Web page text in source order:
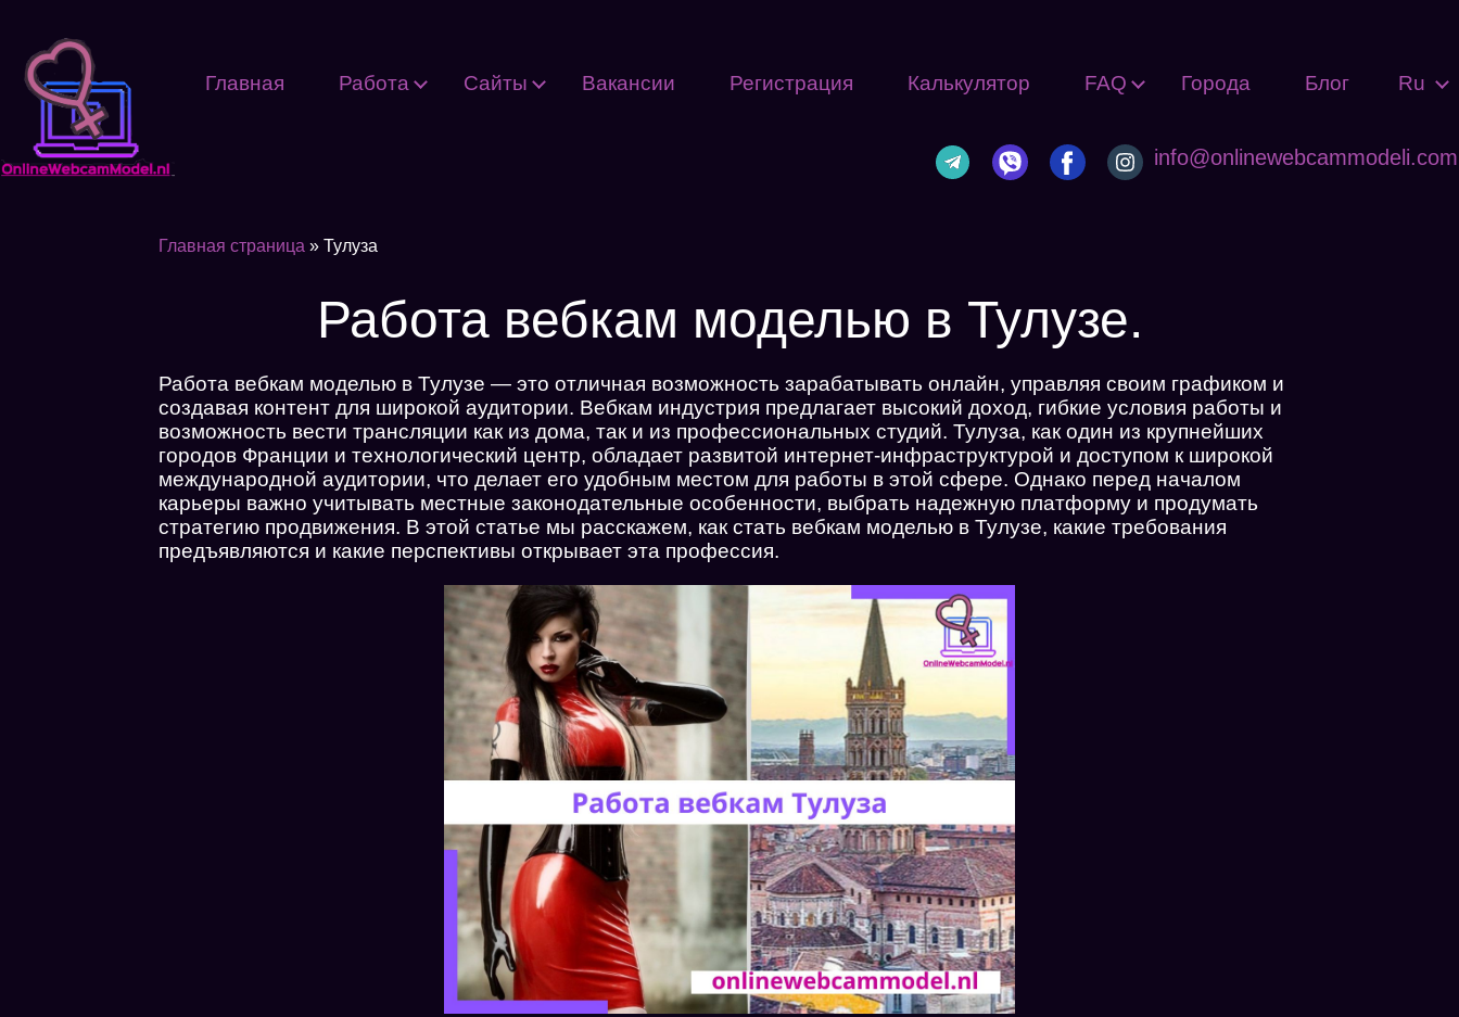
Главная Работа Сайты Вакансии Регистрация Калькулятор FAQ Города Блог Ru
info@onlinewebcammodeli.com
Главная страница »Тулуза
Работа вебкам моделью в Тулузе.
Работа вебкам моделью в Тулузе — это отличная возможность зарабатывать онлайн, управляя своим графиком и
создавая контент для широкой аудитории. Вебкам индустрия предлагает высокий доход, гибкие условия работы и
возможность вести трансляции как из дома, так и из профессиональных студий. Тулуза, как один из крупнейших
городов Франции и технологический центр, обладает развитой интернет-инфраструктурой и доступом к широкой
международной аудитории, что делает его удобным местом для работы в этой сфере. Однако перед началом
карьеры важно учитывать местные законодательные особенности, выбрать надежную платформу и продумать
стратегию продвижения. В этой статье мы расскажем, как стать вебкам моделью в Тулузе, какие требования
предъявляются и какие перспективы открывает эта профессия.